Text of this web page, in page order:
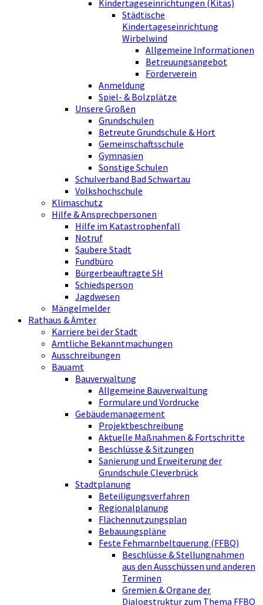
Kindertageseinrichtungen (Kitas)
Städtische
Kindertageseinrichtung
Wirbelwind
Allgemeine Informationen
Betreuungsangebot
Förderverein
Anmeldung
Spiel- & Bolzplätze
Unsere Großen
Grundschulen
Betreute Grundschule & Hort
Gemeinschaftsschule
Gymnasien
Sonstige Schulen
Schulverband Bad Schwartau
Volkshochschule
Klimaschutz
Hilfe & Ansprechpersonen
Hilfe im Katastrophenfall
Notruf
Saubere Stadt
Fundbüro
Bürgerbeauftragte SH
Schiedsperson
Jagdwesen
Mängelmelder
Rathaus & Ämter
Karriere bei der Stadt
Amtliche Bekanntmachungen
Ausschreibungen
Bauamt
Bauverwaltung
Allgemeine Bauverwaltung
Formulare und Vordrucke
Gebäudemanagement
Projektbeschreibung
Aktuelle Maßnahmen & Fortschritte
Beschlüsse & Sitzungen
Sanierung und Erweiterung der
Grundschule Cleverbrück
Stadtplanung
Beteiligungsverfahren
Regionalplanung
Flächennutzungsplan
Bebauungspläne
Feste Fehmarnbeltquerung (FFBQ)
Beschlüsse & Stellungnahmen
aus den Ausschüssen und anderen
Terminen
Gremien & Organe der
Dialogstruktur zum Thema FFBQ